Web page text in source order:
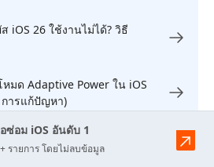
iOS 26 ใช้งานไม่ได้? วิธี
มด Adaptive Power ใน iOS
ารแก้ปัญหา)
ซ่อม iOS อันดับ 1
รายการ โดยไม่ลบข้อมูล